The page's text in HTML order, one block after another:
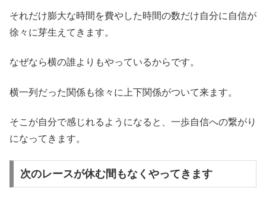
それだけ膨大な時間を費やした時間の数だけ自分に自信が
徐々に芽生えてきます。
なぜなら横の誰よりもやっているからです。
横一列だった関係も徐々に上下関係がついて来ます。
そこが自分で感じれるようになると、一歩自信への繋がり
になってきます。
次のレースが休む間もなくやってきます